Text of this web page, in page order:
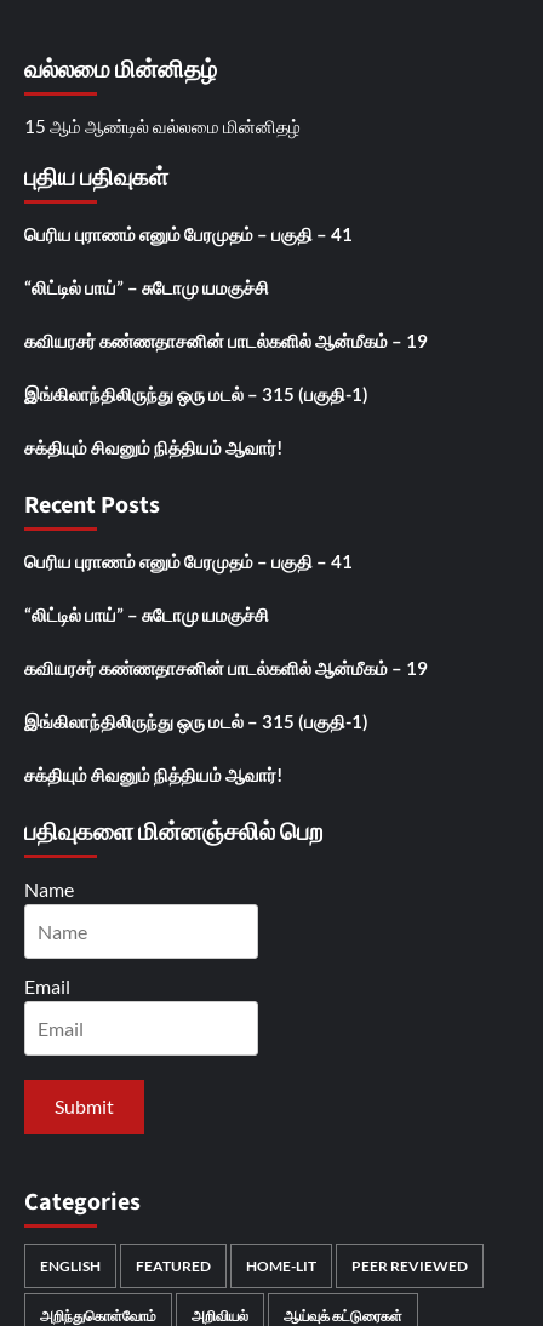
வல்லமை மின்னிதழ்
15 ஆம் ஆண்டில் வல்லமை மின்னிதழ்
புதிய பதிவுகள்
பெரிய புராணம் எனும் பேரமுதம் – பகுதி – 41
“லிட்டில் பாய்” – சுடோமு யமகுச்சி
கவியரசர் கண்ணதாசனின் பாடல்களில் ஆன்மீகம் – 19
இங்கிலாந்திலிருந்து ஒரு மடல் – 315 (பகுதி-1)
சக்தியும் சிவனும் நித்தியம் ஆவார்!
Recent Posts
பெரிய புராணம் எனும் பேரமுதம் – பகுதி – 41
“லிட்டில் பாய்” – சுடோமு யமகுச்சி
கவியரசர் கண்ணதாசனின் பாடல்களில் ஆன்மீகம் – 19
இங்கிலாந்திலிருந்து ஒரு மடல் – 315 (பகுதி-1)
சக்தியும் சிவனும் நித்தியம் ஆவார்!
பதிவுகளை மின்னஞ்சலில் பெற
Name
Email
Categories
ENGLISH FEATURED HOME-LIT PEER REVIEWED
அறிந்துகொள்வோம் அறிவியல் ஆய்வுக் கட்டுரைகள்